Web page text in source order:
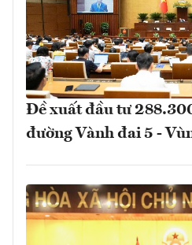
Đề xuất đầu tư
đường Vành đai 5 -